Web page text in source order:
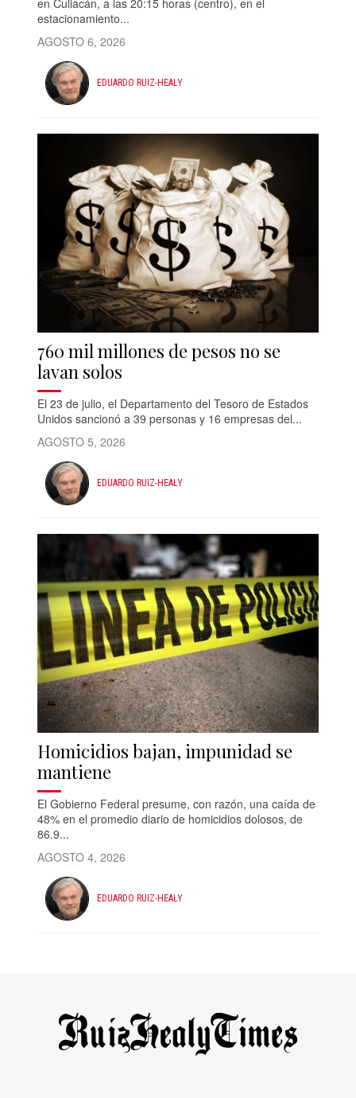
estacionamiento...
AGOSTO 6, 2026
EDUARDO RUIZ-HEALY
760 mil millones de pesos no se
lavan solos
El 23 de julio, el Departamento del Tesoro de Estados
Unidos sancionó a 39 personas y 16 empresas del...
AGOSTO 5, 2026
EDUARDO RUIZ-HEALY
Homicidios bajan, impunidad se
mantiene
El Gobierno Federal presume, con razón, una caída de
48% en el promedio diario de homicidios dolosos, de
86.9...
AGOSTO 4, 2026
EDUARDO RUIZ-HEALY